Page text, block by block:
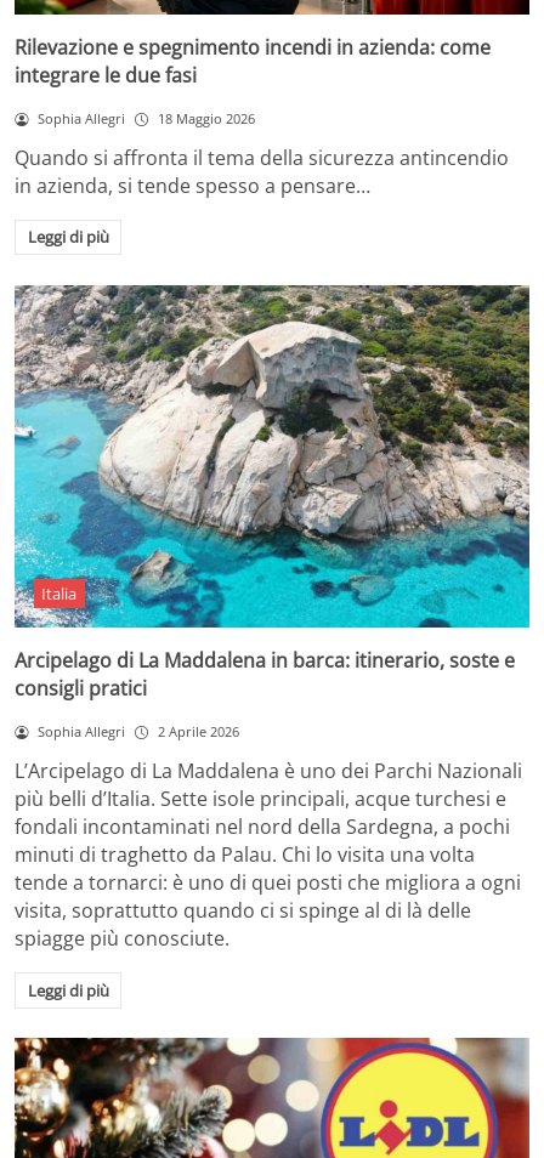
Rilevazione e spegnimento incendi in azienda: come
integrare le due fasi
Sophia Allegri 18 Maggio 2026
Quando si affronta il tema della sicurezza antincendio
in azienda, si tende spesso a pensare…
Leggi di più
Italia
Arcipelago di La Maddalena in barca: itinerario, soste e
consigli pratici
Sophia Allegri 2 Aprile 2026
L’Arcipelago di La Maddalena è uno dei Parchi Nazionali
più belli d’Italia. Sette isole principali, acque turchesi e
fondali incontaminati nel nord della Sardegna, a pochi
minuti di traghetto da Palau. Chi lo visita una volta
tende a tornarci: è uno di quei posti che migliora a ogni
visita, soprattutto quando ci si spinge al di là delle
spiagge più conosciute.
Leggi di più